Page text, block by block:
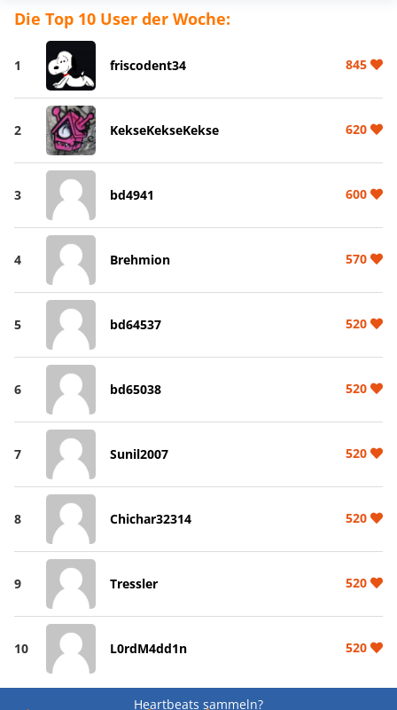
Die Top 10 User der Woche:
1 friscodent34 845
2 KekseKekseKekse 620
3 bd4941 600
4 Brehmion 570
5 bd64537 520
6 bd65038 520
7 Sunil2007 520
8 Chichar32314 520
9 Tressler 520
10 L0rdM4dd1n 520
Heartbeats sammeln?